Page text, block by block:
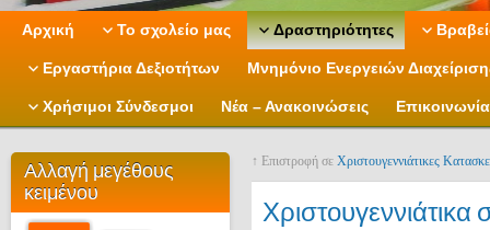
Αρχική Το σχολείο μας Δραστηριότητες
Εργαστήρια Δεξιοτήτων Μνημόνιο Ενεργειών
Χρήσιμοι Σύνδεσμοι Νέα – Ανακοινώσεις Επικοινωνία
Αλλαγή μεγέθους
κειμένου
↑ Επιστροφή σε Χριστουγεννιάτικες
Χριστουγεννιάτικα